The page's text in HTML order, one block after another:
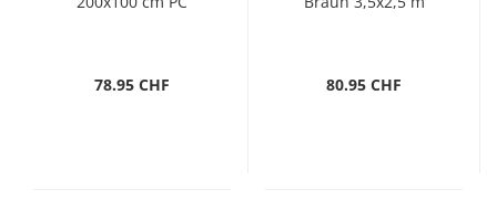
78.95 CHF 80.95 CHF